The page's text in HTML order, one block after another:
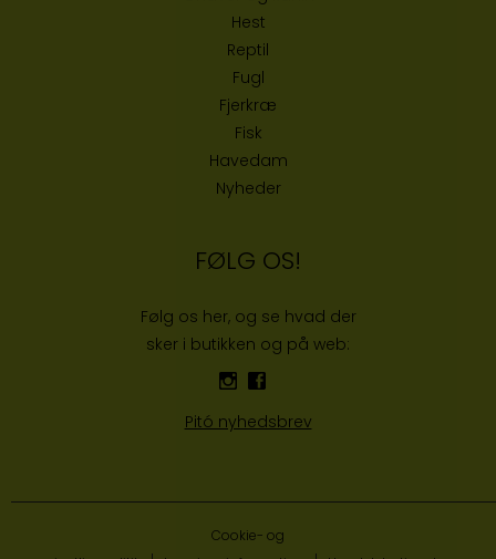
Hest
Reptil
Fugl
Fjerkræ
Fisk
Havedam
Nyheder
FØLG OS!
Følg os her, og se hvad der
sker i butikken og på web:
Pitó nyhedsbrev
Cookie- og